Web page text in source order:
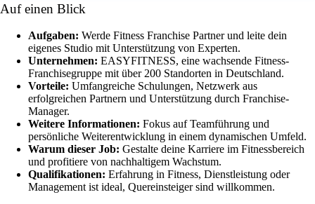
Auf einen Blick
Aufgaben: Werde Fitness Franchise Partner und leite dein
eigenes Studio mit Unterstützung von Experten.
Unternehmen: EASYFITNESS, eine wachsende Fitness-
Franchisegruppe mit über 200 Standorten in Deutschland.
Vorteile: Umfangreiche Schulungen, Netzwerk aus
erfolgreichen Partnern und Unterstützung durch Franchise-
Manager.
Weitere Informationen: Fokus auf Teamführung und
persönliche Weiterentwicklung in einem dynamischen Umfeld.
Warum dieser Job: Gestalte deine Karriere im Fitnessbereich
und profitiere von nachhaltigem Wachstum.
Qualifikationen: Erfahrung in Fitness, Dienstleistung oder
Management ist ideal, Quereinsteiger sind willkommen.